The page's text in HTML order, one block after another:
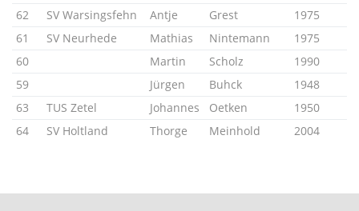
62 SV Warsingsfehn Antje Grest
1975
61
SV Neurhede Mathias Nintemann
1975
60
Martin Scholz
1990
59
Jürgen Buhck
1948
63
TUS Zetel Johannes Oetken
1950
64
SV Holtland Thorge Meinhold 2004